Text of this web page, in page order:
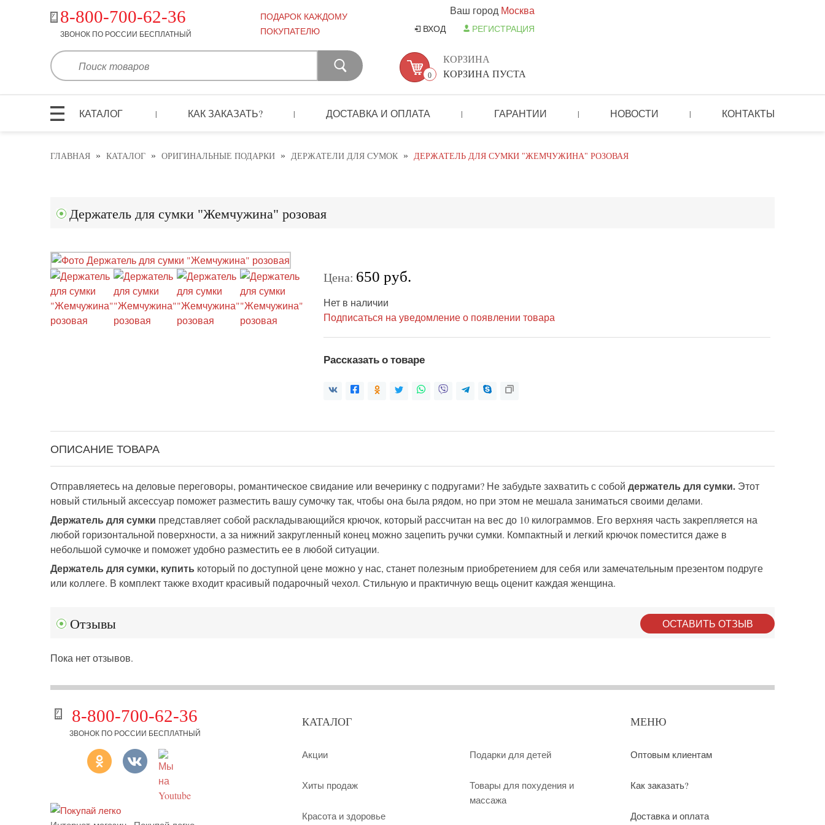
8-800-700-62-36
ЗВОНОК ПО РОССИИ БЕСПЛАТНЫЙ
ПОДАРОК КАЖДОМУ
ПОКУПАТЕЛЮ
Ваш город Москва
ВХОД РЕГИСТРАЦИЯ
0
КОРЗИНА
КОРЗИНА ПУСТА
КАТАЛОГ | КАК ЗАКАЗАТЬ? | ДОСТАВКА И ОПЛАТА | ГАРАНТИИ | НОВОСТИ | КОНТАКТЫ
ГЛАВНАЯ » КАТАЛОГ » ОРИГИНАЛЬНЫЕ ПОДАРКИ » ДЕРЖАТЕЛИ ДЛЯ СУМОК » ДЕРЖАТЕЛЬ ДЛЯ СУМКИ "ЖЕМЧУЖИНА" РОЗОВАЯ
Держатель для сумки "Жемчужина" розовая
Цена: 650 руб.
Нет в наличии
Подписаться на уведомление о появлении товара
Рассказать о товаре
ОПИСАНИЕ ТОВАРА
Отправляетесь на деловые переговоры, романтическое свидание или вечеринку с подругами? Не забудьте захватить с собой держатель для сумки. Этот
новый стильный аксессуар поможет разместить вашу сумочку так, чтобы она была рядом, но при этом не мешала заниматься своими делами.
Держатель для сумки представляет собой раскладывающийся крючок, который рассчитан на вес до 10 килограммов. Его верхняя часть закрепляется на
любой горизонтальной поверхности, а за нижний закругленный конец можно зацепить ручки сумки. Компактный и легкий крючок поместится даже в
небольшой сумочке и поможет удобно разместить ее в любой ситуации.
Держатель для сумки, купить который по доступной цене можно у нас, станет полезным приобретением для себя или замечательным презентом подруге
или коллеге. В комплект также входит красивый подарочный чехол. Стильную и практичную вещь оценит каждая женщина.
Отзывы ОСТАВИТЬ ОТЗЫВ
Пока нет отзывов.
8-800-700-62-36
ЗВОНОК ПО РОССИИ БЕСПЛАТНЫЙ
КАТАЛОГ
Акции
Хиты продаж
Красота и здоровье
Подарки для детей
Товары для похудения и
массажа
МЕНЮ
Оптовым клиентам
Как заказать?
Доставка и оплата